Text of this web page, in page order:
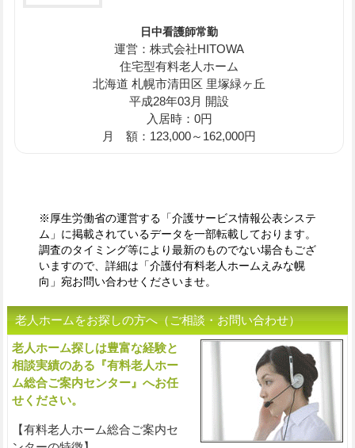
日中看護師常勤
運営：株式会社HITOWA
住宅型有料老人ホーム
北海道 札幌市清田区 里塚緑ヶ丘
平成28年03月 開設
入居時：0円
月 額：123,000～162,000円
※厚生労働省の運営する「介護サービス情報公表システ
ム」に掲載されているデータを一部転載しております。
調査のタイミング等により最新のものでない場合もござ
いますので、詳細は「介護付有料老人ホームえみな幌
向」宛お問い合わせくださいませ。
老人ホームをお探しの方へ（ご相談・お問い合わせ）
老人ホーム探しは豊富な経験と
相談実績のある『有料老人ホー
ム総合ご案内センター』へお任
せください。
【有料老人ホーム総合ご案内セ